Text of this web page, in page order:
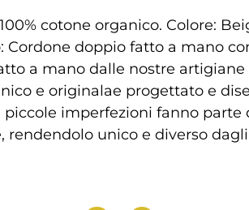
cotone organico. Colore:
Cordone doppio fatto a mano
a mano dalle nostre
e originalae progettato e
piccole imperfezioni fanno parte
rendendolo unico e diverso